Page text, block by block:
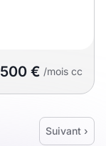
500 € /mois cc
Suivant ›